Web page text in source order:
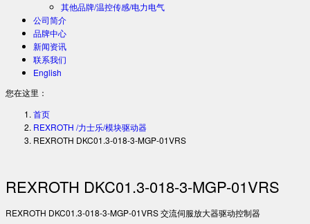
其他品牌/温控传感/电力电气
公司简介
品牌中心
新闻资讯
联系我们
English
您在这里：
首页
REXROTH /力士乐/模块驱动器
REXROTH DKC01.3-018-3-MGP-01VRS
REXROTH DKC01.3-018-3-MGP-01VRS
REXROTH DKC01.3-018-3-MGP-01VRS 交流伺服放大器驱动控制器